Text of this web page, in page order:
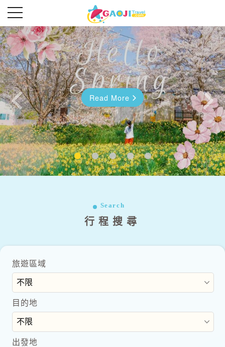
Read More
Read More
往前 往後
Search
行程搜尋
旅遊區域
目的地
出發地